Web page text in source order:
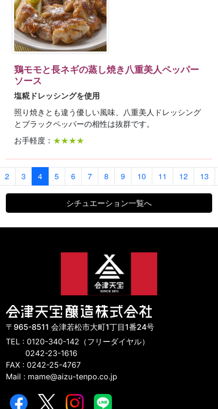
鶏モモと長ネギの蒸し焼き八重美人ペッパー
ソース
塩糀ドレッシングを使用
照り焼きとも違う優しい風味、八重美人ドレッシング
とブラックペッパーの相性は抜群です。
お手軽度： ★★★★
2 3 4 5 6 7 8 9 10 11 12 13
シチュエーション一覧へ
〒965-8511 会津若松市大町1丁目1番24号
TEL : 0120-340-142（フリーダイヤル）
0242-23-1616
FAX : 0242-25-4767
Mail : mame@aizu-tenpo.co.jp